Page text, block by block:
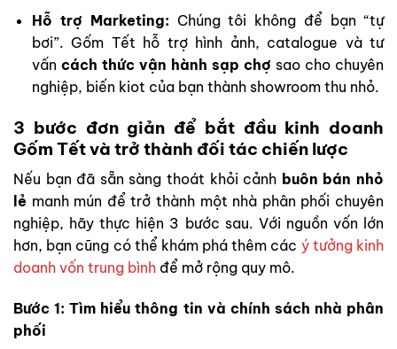
Hỗ trợ Marketing: Chúng tôi không để bạn “tự
bơi”. Gốm Tết hỗ trợ hình ảnh, catalogue và tư
vấn cách thức vận hành sạp chợ sao cho chuyên
nghiệp, biến kiot của bạn thành showroom thu nhỏ.
3 bước đơn giản để bắt đầu kinh doanh
Gốm Tết và trở thành đối tác chiến lược
Nếu bạn đã sẵn sàng thoát khỏi cảnh buôn bán nhỏ
lẻ manh mún để trở thành một nhà phân phối chuyên
nghiệp, hãy thực hiện 3 bước sau. Với nguồn vốn lớn
hơn, bạn cũng có thể khám phá thêm các ý tưởng kinh
doanh vốn trung bình để mở rộng quy mô.
Bước 1: Tìm hiểu thông tin và chính sách nhà phân
phối